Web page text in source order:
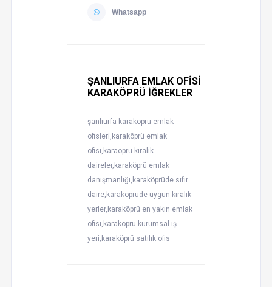
Whatsapp
ŞANLIURFA EMLAK OFİSİ
KARAKÖPRÜ İĞREKLER
şanlıurfa karaköprü emlak
ofisleri,karaköprü emlak
ofisi,karaöprü kiralık
daireler,karaköprü emlak
danışmanlığı,karaköprüde sıfır
daire,karaköprüde uygun kiralık
yerler,karaköprü en yakın emlak
ofisi,karaköprü kurumsal iş
yeri,karaköprü satılık ofis